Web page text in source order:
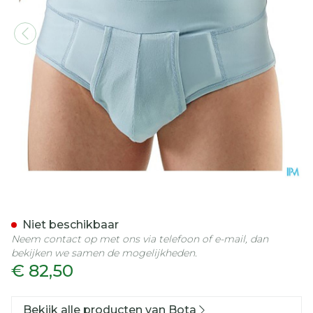
€ 82,50
Niet beschikbaar
Neem contact op met ons via telefoon of e-mail, dan
bekijken we samen de mogelijkheden.
Bekijk alle producten van Bota